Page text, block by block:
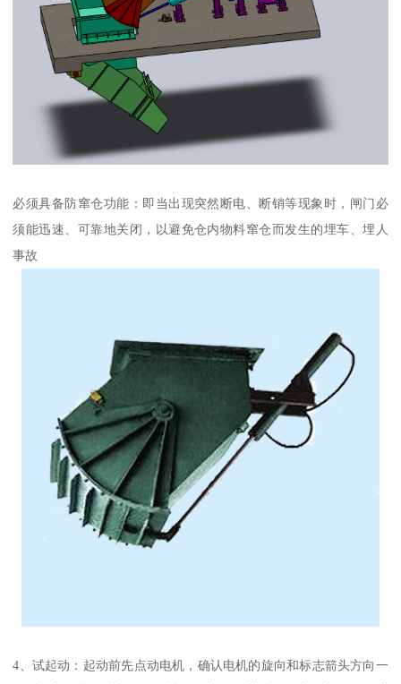
必须具备防窜仓功能：即当出现突然断电、断销等现象时，闸门必
须能迅速、可靠地关闭，以避免仓内物料窜仓而发生的埋车、埋人
事故
4、试起动：起动前先点动电机，确认电机的旋向和标志箭头方向一